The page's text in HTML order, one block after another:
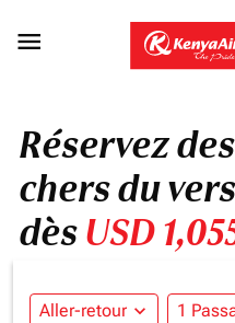

Réservez
chers du
dèsUSD
Aller-retour expand_more 1